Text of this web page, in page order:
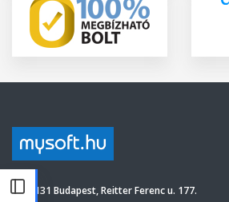
1131 Budapest, Reitter Ferenc u. 177.